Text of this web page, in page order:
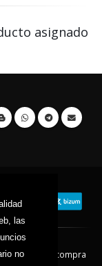
las
no
asignado
de compra